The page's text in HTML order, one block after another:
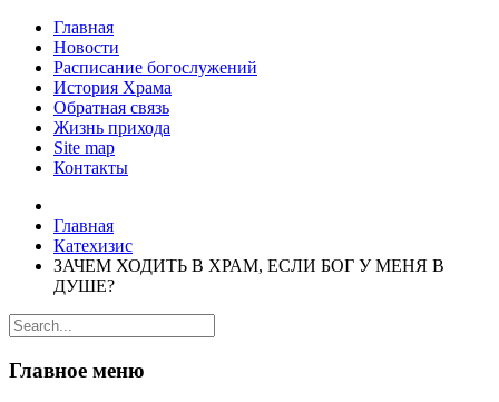
Главная
Новости
Расписание богослужений
История Храма
Обратная связь
Жизнь прихода
Site map
Контакты
Главная
Катехизис
ЗАЧЕМ ХОДИТЬ В ХРАМ, ЕСЛИ БОГ У МЕНЯ В
ДУШЕ?
Главное меню